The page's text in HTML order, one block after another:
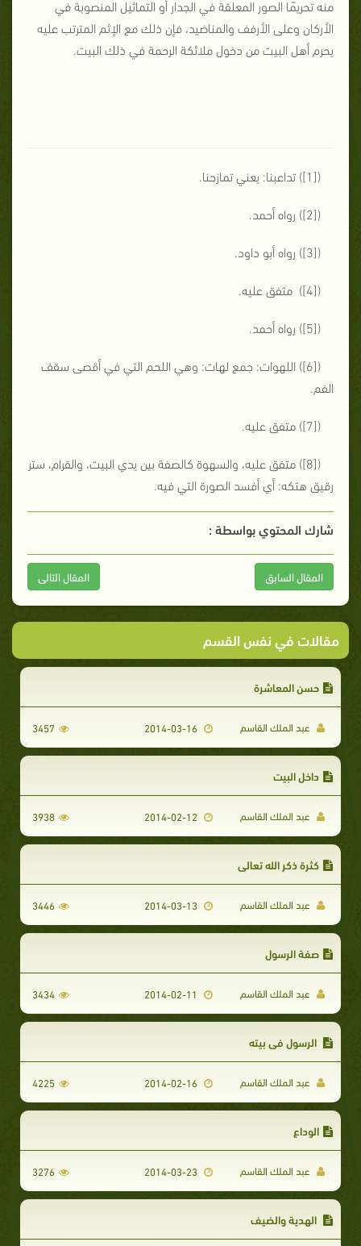
منه تحريمًا الصور المعلقة في الجدار أو التماثيل المنصوبة في
الأركان وعلى الأرفف والمناضيد، فإن ذلك مع الإثم المترتب عليه
يحرم أهل البيت من دخول ملائكة الرحمة في ذلك البيت.
([1]) تداعبنا: يعني تمازحنا.
([2]) رواه أحمد.
([3]) رواه أبو داود.
([4]) متفق عليه.
([5]) رواه أحمد.
([6]) اللهوات: جمع لهات: وهي اللحم التي في أقصى سقف
الفم.
([7]) متفق عليه.
([8]) متفق عليه، والسهوة كالصفة بين يدي البيت، والقرام، ستر
رقيق هتكه: أي أفسد الصورة التي فيه.
شارك المحتوي بواسطة :
المقال السابق المقال التالى
مقالات في نفس القسم
حسن المعاشرة
عبد الملك القاسم 2014-03-16
3457
داخل البيت
عبد الملك القاسم 3938
كثرة ذكر الله تعالى
عبد الملك القاسم 2014-03-13
3446
صفة الرسول
عبد الملك القاسم 3434
الرسول في بيته
عبد الملك القاسم 2014-02-16
4225
الوداع
عبد الملك القاسم 2014-03-23
3276
الهدية والضيف